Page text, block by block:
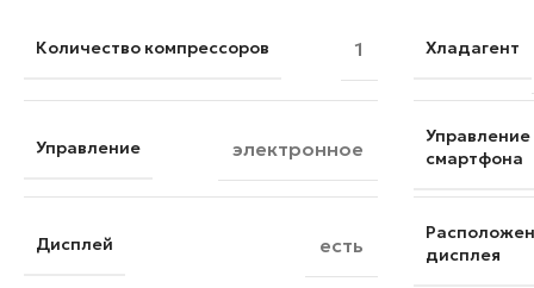
Количество компрессоров 1 Хладагент
Управление электронное
Управление
смартфона
Дисплей есть
дисплея